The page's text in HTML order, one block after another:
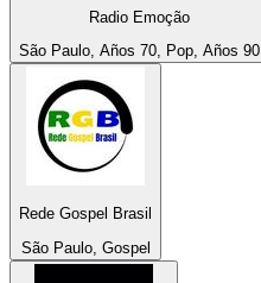
Radio Emoção
São Paulo, Años 70, Pop, Años 90
Rede Gospel Brasil
São Paulo, Gospel